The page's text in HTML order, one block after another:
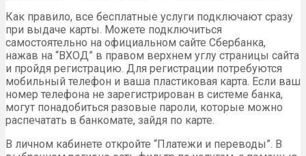
Как правило, все бесплатные услуги подключают сразу
при выдаче карты. Можете подключиться
самостоятельно на официальном сайте Сбербанка,
нажав на “ВХОД” в правом верхнем углу страницы сайта
и пройдя регистрацию. Для регистрации потребуются
мобильный телефон и ваша пластиковая карта. Если ваш
номер телефона не зарегистрирован в системе банка,
могут понадобиться разовые пароли, которые можно
распечатать в банкомате, зайдя по карте.
В личном кабинете откройте “Платежи и переводы”. В